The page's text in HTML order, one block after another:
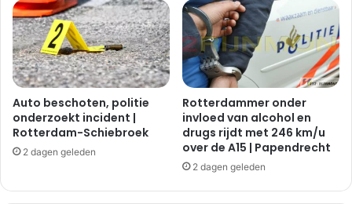
Auto beschoten, politie
onderzoekt incident |
Rotterdam-Schiebroek
2 dagen geleden
Rotterdammer onder
invloed van alcohol en
drugs rijdt met 246 km/u
over de A15 | Papendrecht
2 dagen geleden